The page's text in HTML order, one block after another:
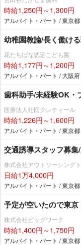
時給1,250円～1,300円
アルバイト・パート / 東京都
幼稚園教諭/長く働け
花たちばな認定こども園
時給1,177円～1,200円
アルバイト・パート / 大阪府
歯科助手/未経験OK・
医療法人社団クレティール
時給1,226円～1,600円
アルバイト・パート / 東京都
交通誘導スタッフ募
株式会社アウトソーシング
日給1万4,000円
アルバイト・パート / 東京都
予定が空いたので東
株式会社ビッグワーク
時給1,400円～1,750円
アルバイト・パート / 東京都